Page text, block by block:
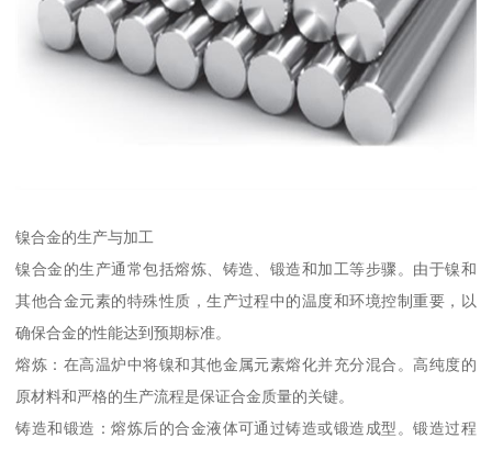
镍合金的生产与加工
镍合金的生产通常包括熔炼、铸造、锻造和加工等步骤。由于镍和
其他合金元素的特殊性质，生产过程中的温度和环境控制重要，以
确保合金的性能达到预期标准。
熔炼：在高温炉中将镍和其他金属元素熔化并充分混合。高纯度的
原材料和严格的生产流程是保证合金质量的关键。
铸造和锻造：熔炼后的合金液体可通过铸造或锻造成型。锻造过程